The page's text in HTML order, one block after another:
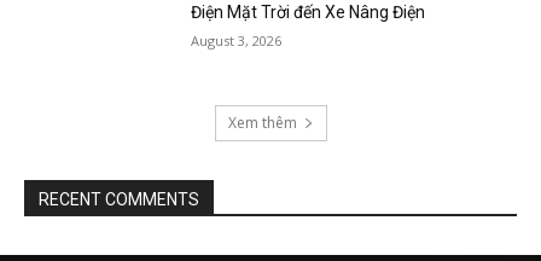
Điện Mặt Trời đến Xe Nâng Điện
August 3, 2026
Xem thêm
RECENT COMMENTS